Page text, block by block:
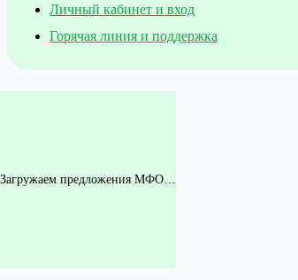
Личный кабинет и вход
Горячая линия и поддержка
Загружаем предложения МФО…